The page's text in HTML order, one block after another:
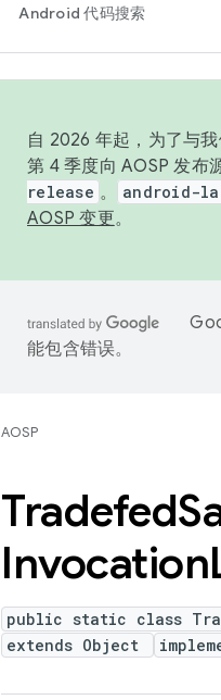
Android 代码搜索
自 2026 年起，为了与
第 4 季度向 AOSP 发布
release 。 android-
AOSP 变更。
能包含错误。
AOSP
Tradefed
Invocation
public static class
extends Object